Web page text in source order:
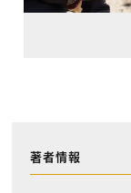
著者情報